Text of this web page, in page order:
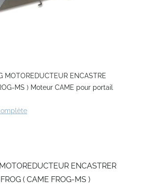
MOTOREDUCTEUR ENCASTRE
MS ) Moteur CAME pour portail
ENCASTRER
( CAME FROG-MS )